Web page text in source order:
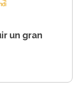
un gran